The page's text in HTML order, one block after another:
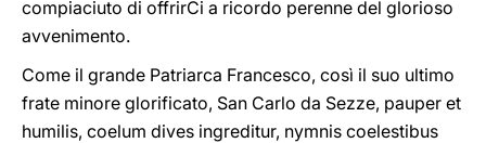
compiaciuto di offrirCi a ricordo perenne del glorioso
avvenimento.
Come il grande Patriarca Francesco, così il suo ultimo
frate minore glorificato, San Carlo da Sezze, pauper et
humilis, coelum dives ingreditur, nymnis coelestibus